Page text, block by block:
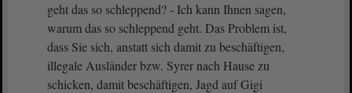
geht das so schleppend? - Ich kann Ihnen sagen,
warum das so schleppend geht. Das Problem ist,
dass Sie sich, anstatt sich damit zu beschäftigen,
illegale Ausländer bzw. Syrer nach Hause zu
schicken, damit beschäftigen, Jagd auf Gigi